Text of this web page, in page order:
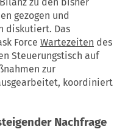
gezogen und
diskutiert. Das
Force Wartezeiten des
Steuerungstisch auf
zur
koordiniert
Nachfrage